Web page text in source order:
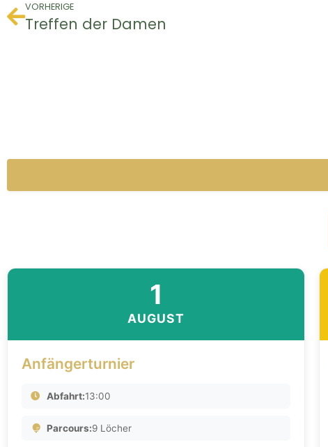
VORHERIGE
Treffen der Damen
1
AUGUST
Anfängerturnier
Abfahrt:13:00
Parcours:9 Löcher